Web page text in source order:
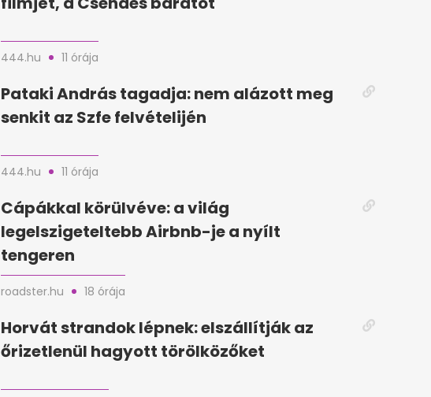
444.hu 11 órája
Pataki András tagadja: nem alázott meg
senkit az Szfe felvételijén
444.hu 11 órája
Cápákkal körülvéve: a világ
legelszigeteltebb Airbnb-je a nyílt
tengeren
roadster.hu 18 órája
Horvát strandok lépnek: elszállítják az
őrizetlenül hagyott törölközőket